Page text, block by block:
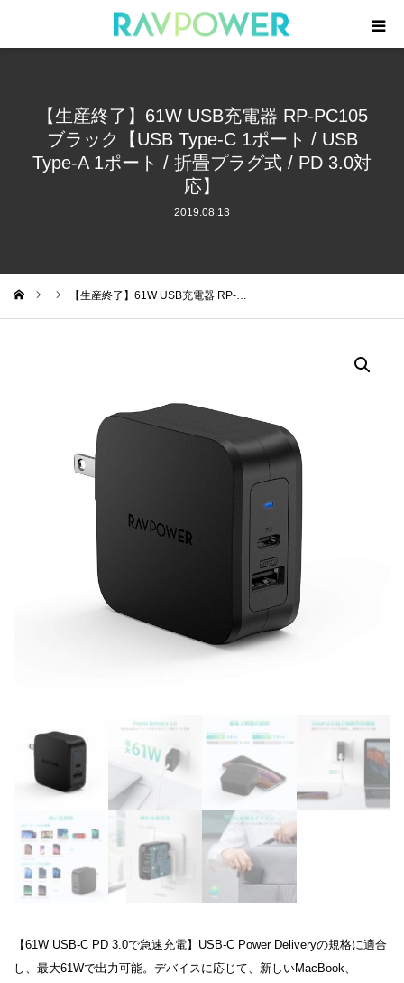
【生産終了】61W USB充電器 RP-PC105
ブラック【USB Type-C 1ポート / USB
Type-A 1ポート / 折畳プラグ式 / PD 3.0対
応】
2019.08.13
【生産終了】61W USB充電器 RP-…
【61W USB-C PD 3.0で急速充電】USB-C Power Deliveryの規格に適合
し、最大61Wで出力可能。デバイスに応じて、新しいMacBook、
モバイルバッテリー